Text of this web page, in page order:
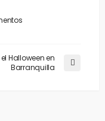
Halloween en
Barranquilla